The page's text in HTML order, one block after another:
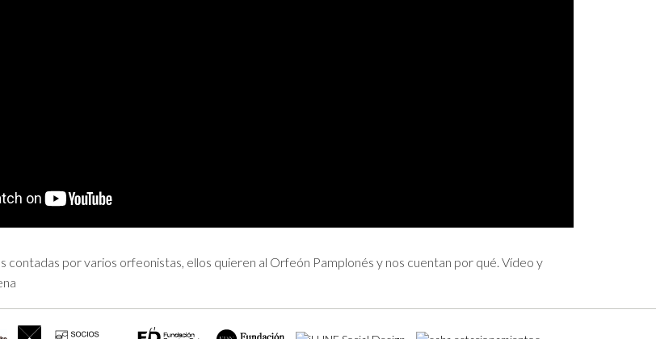
contadas por varios orfeonistas, ellos quieren al Orfeón Pamplonés y nos cuentan por qué. Vídeo y